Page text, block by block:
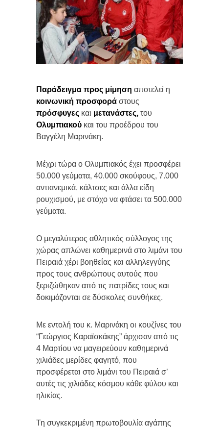
Παράδειγμα προς μίμηση αποτελεί η
κοινωνική προσφορά στους
πρόσφυγες και μετανάστες, του
Ολυμπιακού και του προέδρου του
Βαγγέλη Μαρινάκη.
Μέχρι τώρα ο Ολυμπιακός έχει προσφέρει
50.000 γεύματα, 40.000 σκούφους, 7.000
αντιανεμικά, κάλτσες και άλλα είδη
ρουχισμού, με στόχο να φτάσει τα 500.000
γεύματα.
Ο μεγαλύτερος αθλητικός σύλλογος της
χώρας απλώνει καθημερινά στο λιμάνι του
Πειραιά χέρι βοηθείας και αλληλεγγύης
προς τους ανθρώπους αυτούς που
ξεριζώθηκαν από τις πατρίδες τους και
δοκιμάζονται σε δύσκολες συνθήκες.
Με εντολή του κ. Μαρινάκη οι κουζίνες του
“Γεώργιος Καραϊσκάκης” άρχισαν από τις
4 Μαρτίου να μαγειρεύουν καθημερινά
χιλιάδες μερίδες φαγητό, που
προσφέρεται στο λιμάνι του Πειραιά σ’
αυτές τις χιλιάδες κόσμου κάθε φύλου και
ηλικίας.
Τη συγκεκριμένη πρωτοβουλία αγάπης